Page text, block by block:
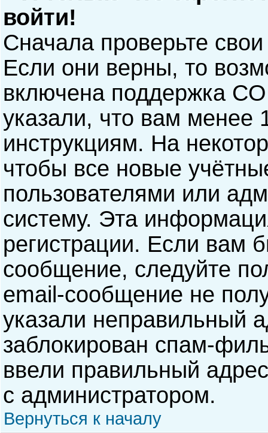
войти!
Сначала проверьте
Если они верны, то
включена поддержка
указали, что вам менее
инструкциям. На
чтобы все новые
пользователями или
систему. Эта
регистрации. Если вам
сообщение, следуйте
email-сообщение не
указали неправильный
заблокирован спам-
ввели правильный
с администратором.
Вернуться к началу